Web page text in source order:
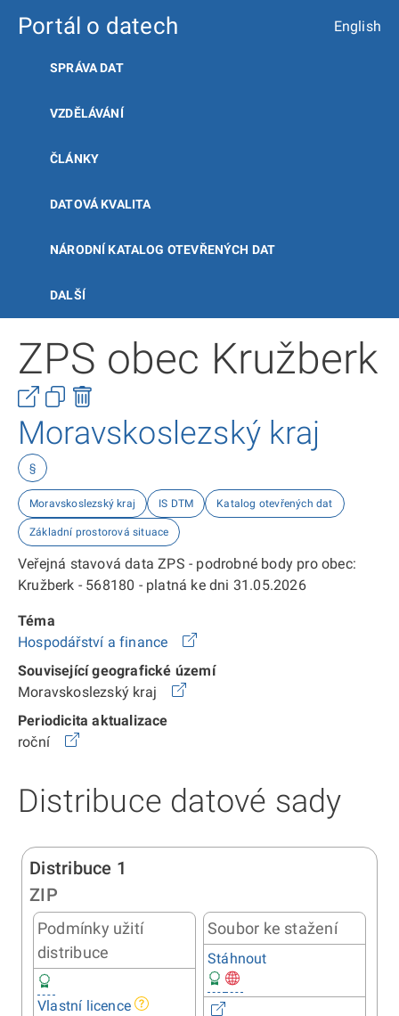
Portál o datech English
SPRÁVA DAT
VZDĚLÁVÁNÍ
ČLÁNKY
DATOVÁ KVALITA
NÁRODNÍ KATALOG OTEVŘENÝCH DAT
DALŠÍ
ZPS obec Kružberk
Moravskoslezský kraj
§
Moravskoslezský kraj IS DTM Katalog otevřených dat
Základní prostorová situace
Veřejná stavová data ZPS - podrobné body pro obec:
Kružberk - 568180 - platná ke dni 31.05.2026
Téma
Hospodářství a finance
Související geografické území
Moravskoslezský kraj
Periodicita aktualizace
roční
Distribuce datové sady
Distribuce 1
ZIP
Podmínky užití
distribuce
Vlastní licence
Soubor ke stažení
Stáhnout